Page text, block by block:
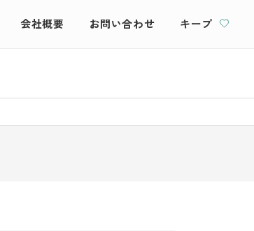
会社概要 お問い合わせ キープ